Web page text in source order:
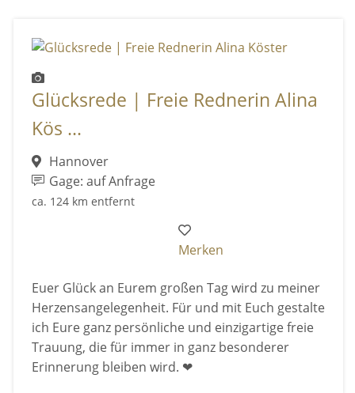
Glücksrede | Freie Rednerin Alina
Kös ...
Hannover
Gage: auf Anfrage
ca. 124 km entfernt
Merken
Euer Glück an Eurem großen Tag wird zu meiner
Herzensangelegenheit. Für und mit Euch gestalte
ich Eure ganz persönliche und einzigartige freie
Trauung, die für immer in ganz besonderer
Erinnerung bleiben wird. ❤